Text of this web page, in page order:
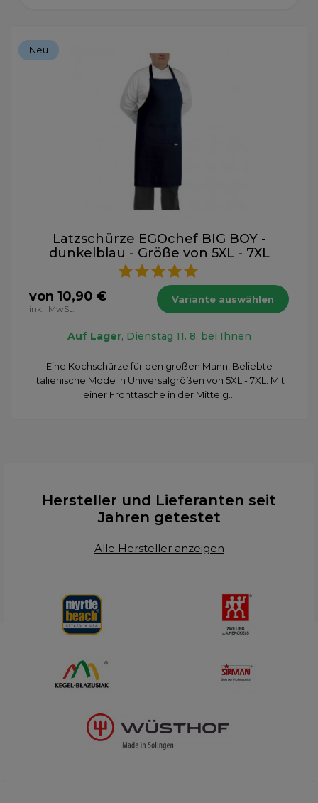
Neu
Latzschürze EGOchef BIG BOY -
dunkelblau - Größe von 5XL - 7XL
von 10,90 €
inkl. MwSt.
Variante auswählen
Auf Lager, Dienstag 11. 8. bei Ihnen
Eine Kochschürze für den großen Mann! Beliebte
italienische Mode in Universalgrößen von 5XL - 7XL. Mit
einer Fronttasche in der Mitte g...
Hersteller und Lieferanten seit
Jahren getestet
Alle Hersteller anzeigen